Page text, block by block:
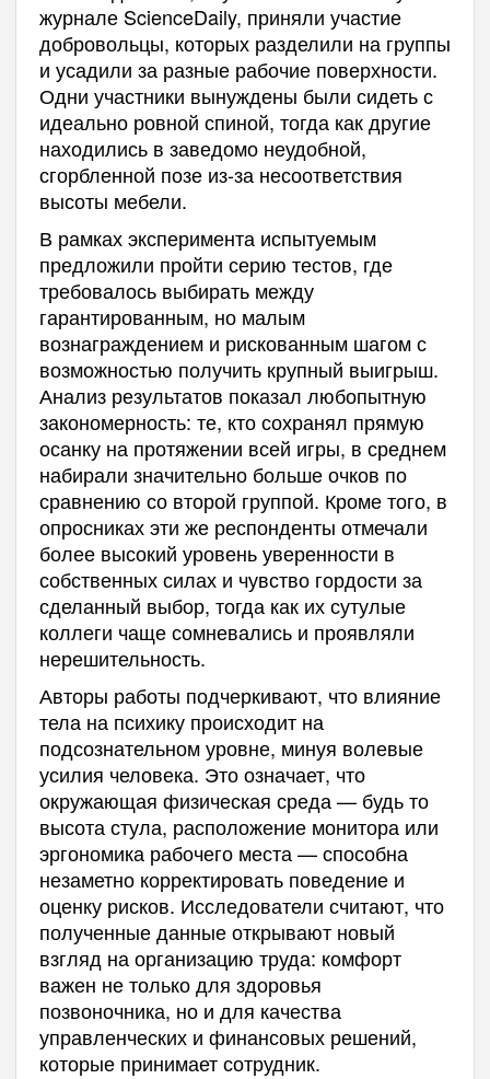
журнале ScienceDaily, приняли участие
добровольцы, которых разделили на группы
и усадили за разные рабочие поверхности.
Одни участники вынуждены были сидеть с
идеально ровной спиной, тогда как другие
находились в заведомо неудобной,
сгорбленной позе из-за несоответствия
высоты мебели.
В рамках эксперимента испытуемым
предложили пройти серию тестов, где
требовалось выбирать между
гарантированным, но малым
вознаграждением и рискованным шагом с
возможностью получить крупный выигрыш.
Анализ результатов показал любопытную
закономерность: те, кто сохранял прямую
осанку на протяжении всей игры, в среднем
набирали значительно больше очков по
сравнению со второй группой. Кроме того, в
опросниках эти же респонденты отмечали
более высокий уровень уверенности в
собственных силах и чувство гордости за
сделанный выбор, тогда как их сутулые
коллеги чаще сомневались и проявляли
нерешительность.
Авторы работы подчеркивают, что влияние
тела на психику происходит на
подсознательном уровне, минуя волевые
усилия человека. Это означает, что
окружающая физическая среда — будь то
высота стула, расположение монитора или
эргономика рабочего места — способна
незаметно корректировать поведение и
оценку рисков. Исследователи считают, что
полученные данные открывают новый
взгляд на организацию труда: комфорт
важен не только для здоровья
позвоночника, но и для качества
управленческих и финансовых решений,
которые принимает сотрудник.